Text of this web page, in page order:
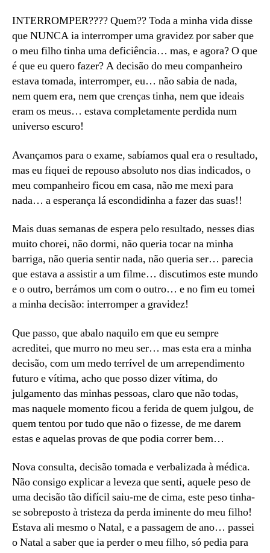
INTERROMPER???? Quem?? Toda a minha vida disse
que NUNCA ia interromper uma gravidez por saber que
o meu filho tinha uma deficiência… mas, e agora? O que
é que eu quero fazer? A decisão do meu companheiro
estava tomada, interromper, eu… não sabia de nada,
nem quem era, nem que crenças tinha, nem que ideais
eram os meus… estava completamente perdida num
universo escuro!
Avançamos para o exame, sabíamos qual era o resultado,
mas eu fiquei de repouso absoluto nos dias indicados, o
meu companheiro ficou em casa, não me mexi para
nada… a esperança lá escondidinha a fazer das suas!!
Mais duas semanas de espera pelo resultado, nesses dias
muito chorei, não dormi, não queria tocar na minha
barriga, não queria sentir nada, não queria ser… parecia
que estava a assistir a um filme… discutimos este mundo
e o outro, berrámos um com o outro… e no fim eu tomei
a minha decisão: interromper a gravidez!
Que passo, que abalo naquilo em que eu sempre
acreditei, que murro no meu ser… mas esta era a minha
decisão, com um medo terrível de um arrependimento
futuro e vítima, acho que posso dizer vítima, do
julgamento das minhas pessoas, claro que não todas,
mas naquele momento ficou a ferida de quem julgou, de
quem tentou por tudo que não o fizesse, de me darem
estas e aquelas provas de que podia correr bem…
Nova consulta, decisão tomada e verbalizada à médica.
Não consigo explicar a leveza que senti, aquele peso de
uma decisão tão difícil saiu-me de cima, este peso tinha-
se sobreposto à tristeza da perda iminente do meu filho!
Estava ali mesmo o Natal, e a passagem de ano… passei
o Natal a saber que ia perder o meu filho, só pedia para